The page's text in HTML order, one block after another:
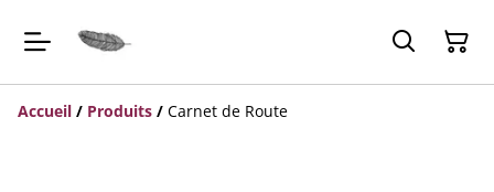
Accueil / Produits / Carnet de Route